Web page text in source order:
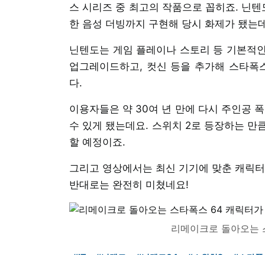
스 시리즈 중 최고의 작품으로 꼽히죠. 닌
한 음성 더빙까지 구현해 당시 화제가 됐는
닌텐도는 게임 플레이나 스토리 등 기본적
업그레이드하고, 컷신 등을 추가해 스타
다.
이용자들은 약 30여 년 만에 다시 주인공
수 있게 됐는데요. 스위치 2로 등장하는 만
할 예정이죠.
그리고 영상에서는 최신 기기에 맞춘 캐릭
반대로는 완전히 미쳤네요!
리메이크로 돌아오는